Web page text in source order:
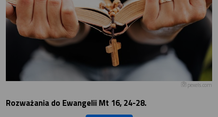
pexels.com
Rozważania do Ewangelii Mt 16, 24-28.